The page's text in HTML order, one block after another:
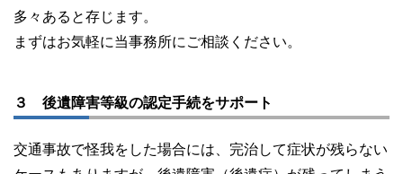
多々あると存じます。
まずはお気軽に当事務所にご相談ください。
３ 後遺障害等級の認定手続をサポート
交通事故で怪我をした場合には、完治して症状が残らない